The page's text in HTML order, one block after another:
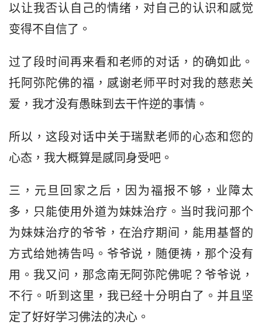
以让我否认自己的情绪，对自己的认识和感觉
变得不自信了。
过了段时间再来看和老师的对话，的确如此。
托阿弥陀佛的福，感谢老师平时对我的慈悲关
爱，我才没有愚昧到去干忤逆的事情。
所以，这段对话中关于瑞默老师的心态和您的
心态，我大概算是感同身受吧。
三，元旦回家之后，因为福报不够，业障太
多，只能使用外道为妹妹治疗。当时我问那个
为妹妹治疗的爷爷，在治疗期间，能用基督的
方式给她祷告吗。爷爷说，随便祷，那个没有
用。我又问，那念南无阿弥陀佛呢？爷爷说，
不行。听到这里，我已经十分明白了。并且坚
定了好好学习佛法的决心。